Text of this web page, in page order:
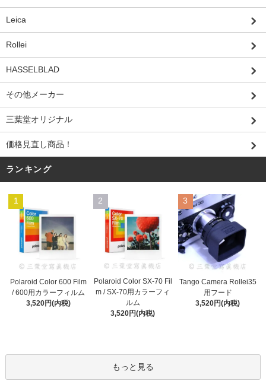
Leica
Rollei
HASSELBLAD
その他メーカー
三葉堂オリジナル
価格見直し商品！
ランキング
1
Polaroid Color 600 Film
/ 600用カラーフィルム
3,520円(内税)
2
Polaroid Color SX-70 Fil
m / SX-70用カラーフィ
ルム
3,520円(内税)
3
Tango Camera Rollei35
用フード
3,520円(内税)
もっと見る